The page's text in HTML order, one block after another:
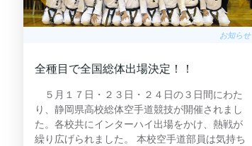
お知らせ
全種目で全国総体出場決定！！
５月１７日・２３日・２４日の３日間にわた
り、静岡県高校総体空手道競技が開催されまし
た。各校共にインターハイ出場をかけ、熱戦が
繰り広げられました。 本校空手道部員は気持ち